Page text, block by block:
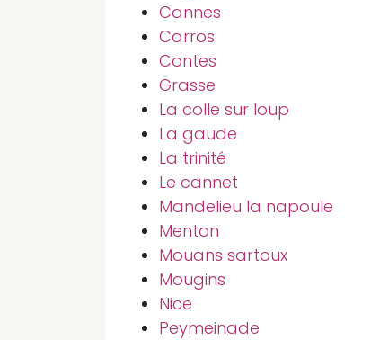
Cannes
Carros
Contes
Grasse
La colle sur loup
La gaude
La trinité
Le cannet
Mandelieu la napoule
Menton
Mouans sartoux
Mougins
Nice
Peymeinade